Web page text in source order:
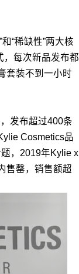
“稀缺性”两大核
，每次新品发布都
套装不到一小时
发布超过400条
Cosmetics品
，2019年Kylie x
售罄，销售额超